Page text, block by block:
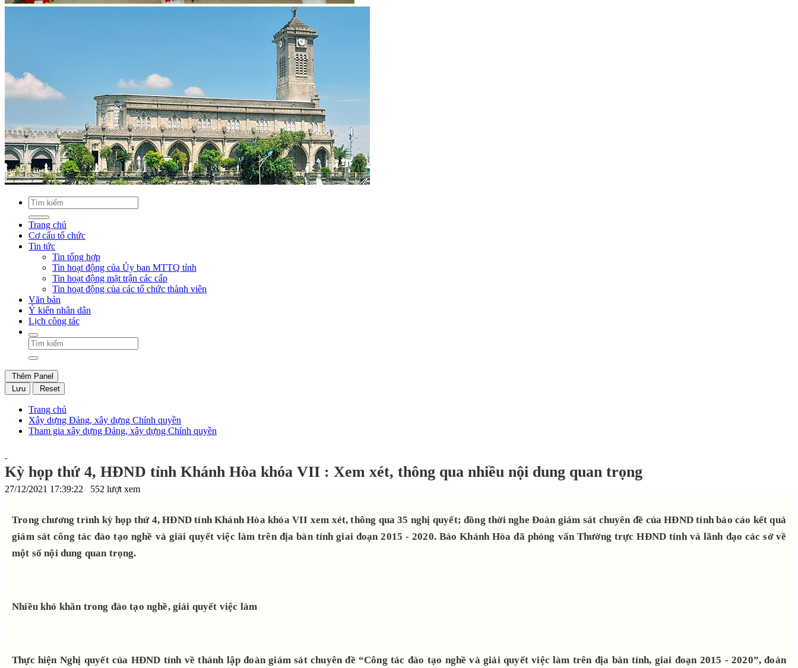
Trang chủ
Cơ cấu tổ chức
Tin tức
Tin tổng hợp
Tin hoạt động của Ủy ban MTTQ tỉnh
Tin hoạt động mặt trận các cấp
Tin hoạt động của các tổ chức thành viên
Văn bản
Ý kiến nhân dân
Lịch công tác
Thêm Panel
Lưu
Reset
Trang chủ
Xây dựng Đảng, xây dựng Chính quyền
Tham gia xây dựng Đảng, xây dựng Chính quyền
Kỳ họp thứ 4, HĐND tỉnh Khánh Hòa khóa VII : Xem xét, thông qua nhiều nội dung quan trọng
27/12/2021 17:39:22 552 lượt xem
Trong chương trình kỳ họp thứ 4, HĐND tỉnh Khánh Hòa khóa VII xem xét, thông qua 35 nghị quyết; đồng thời nghe Đoàn giám sát chuyên đề của HĐND tỉnh báo cáo kết quả
giám sát công tác đào tạo nghề và giải quyết việc làm trên địa bàn tỉnh giai đoạn 2015 - 2020. Báo Khánh Hòa đã phỏng vấn Thường trực HĐND tỉnh và lãnh đạo các sở về
một số nội dung quan trọng.
Nhiều khó khăn trong đào tạo nghề, giải quyết việc làm
Thực hiện Nghị quyết của HĐND tỉnh về thành lập đoàn giám sát chuyên đề “Công tác đào tạo nghề và giải quyết việc làm trên địa bàn tỉnh, giai đoạn 2015 - 2020”, đoàn